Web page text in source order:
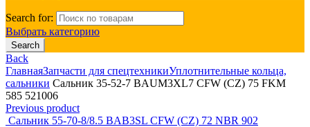
Search for:
Выбрать категорию
Search
Back
ГлавнаяЗапчасти для спецтехникиУплотнительные кольца,
сальники Сальник 35-52-7 BAUM3XL7 CFW (CZ) 75 FKM
585 521006
Previous product
Сальник 55-70-8/8.5 BAB3SL CFW (CZ) 72 NBR 902